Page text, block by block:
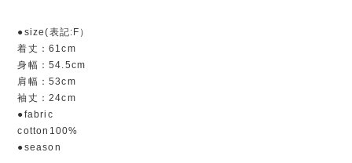
●size(表記:F）
着丈：61cm
身幅：54.5cm
肩幅：53cm
袖丈：24cm
●fabric
cotton100%
●season